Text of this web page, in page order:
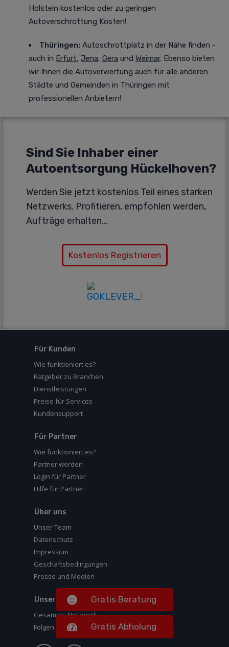
Holstein kostenlos oder zu geringen
Autoverschrottung Kosten!
Thüringen: Autoschrottplatz in der Nähe finden -
auch in Erfurt, Jena, Gera und Weimar. Ebenso bieten
wir Ihnen die Autoverwertung auch für alle anderen
Städte und Gemeinden in Thüringen mit
professionellen Anbietern!
Sind Sie Inhaber einer
Autoentsorgung Hückelhoven?
Werden Sie jetzt kostenlos Teil eines starken
Netzwerks. Profitieren, empfohlen werden,
Aufträge erhalten...
Kostenlos Registrieren
Für Kunden
Wie funktioniert es?
Ratgeber zu Branchen
Dienstleistungen
Preise für Services
Kundensupport
Für Partner
Wie funktioniert es?
Partner werden
Login für Partner
Hilfe für Partner
Über uns
Unser Team
Datenschutz
Impressum
Geschäftsbedingungen
Presse und Medien
Unser Netzwerk
Gesamtes Netzwerk
Folgen Sie uns auf
Gratis Beratung
Gratis Abholung